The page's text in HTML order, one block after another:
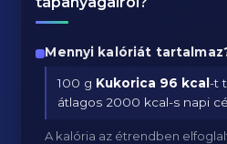
Mennyi kalóriát
100 g Kukorica 96 kcal-t
átlagos 2000 kcal-s napi
A kalória az étrendben